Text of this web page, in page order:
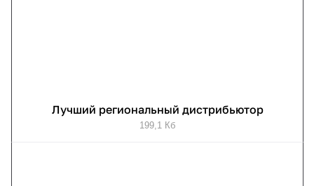
Лучший региональный дистрибьютор
199,1 Кб